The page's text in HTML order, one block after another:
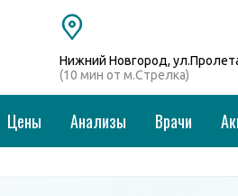
Нижний Новгород,
(10 мин от м.Стрелка)
Цены Анализы Врачи